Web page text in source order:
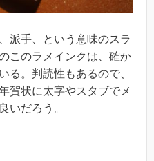
派手、という意味のスラ
このラメインクは、確か
る。判読性もあるので、
賀状に太字やスタブでメ
いだろう。